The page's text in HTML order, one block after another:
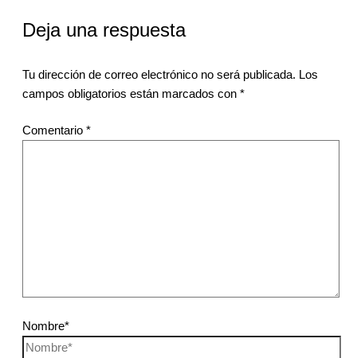
Deja una respuesta
Tu dirección de correo electrónico no será publicada. Los
campos obligatorios están marcados con *
Comentario *
Nombre*